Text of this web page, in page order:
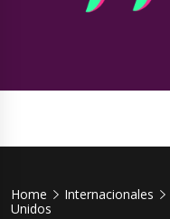
Home Internacionales
Unidos